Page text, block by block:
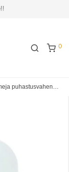
0
1L (DSO010056)